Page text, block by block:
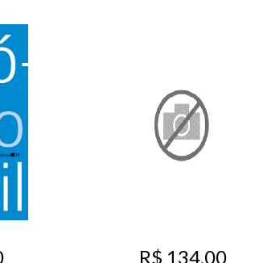
R$ 134,00